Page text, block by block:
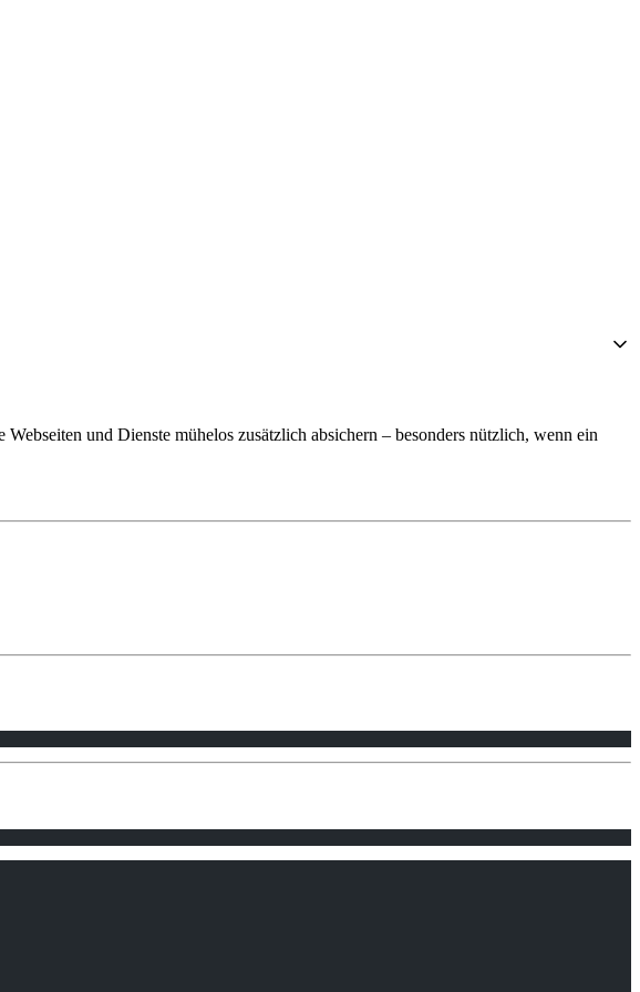
und Dienste mühelos zusätzlich absichern – besonders nützlich, wenn ein